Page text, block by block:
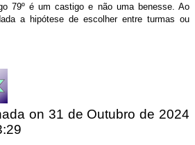
79º é um castigo e não uma benesse. Ao
a hipótese de escolher entre turmas ou
on 31 de Outubro de 2024